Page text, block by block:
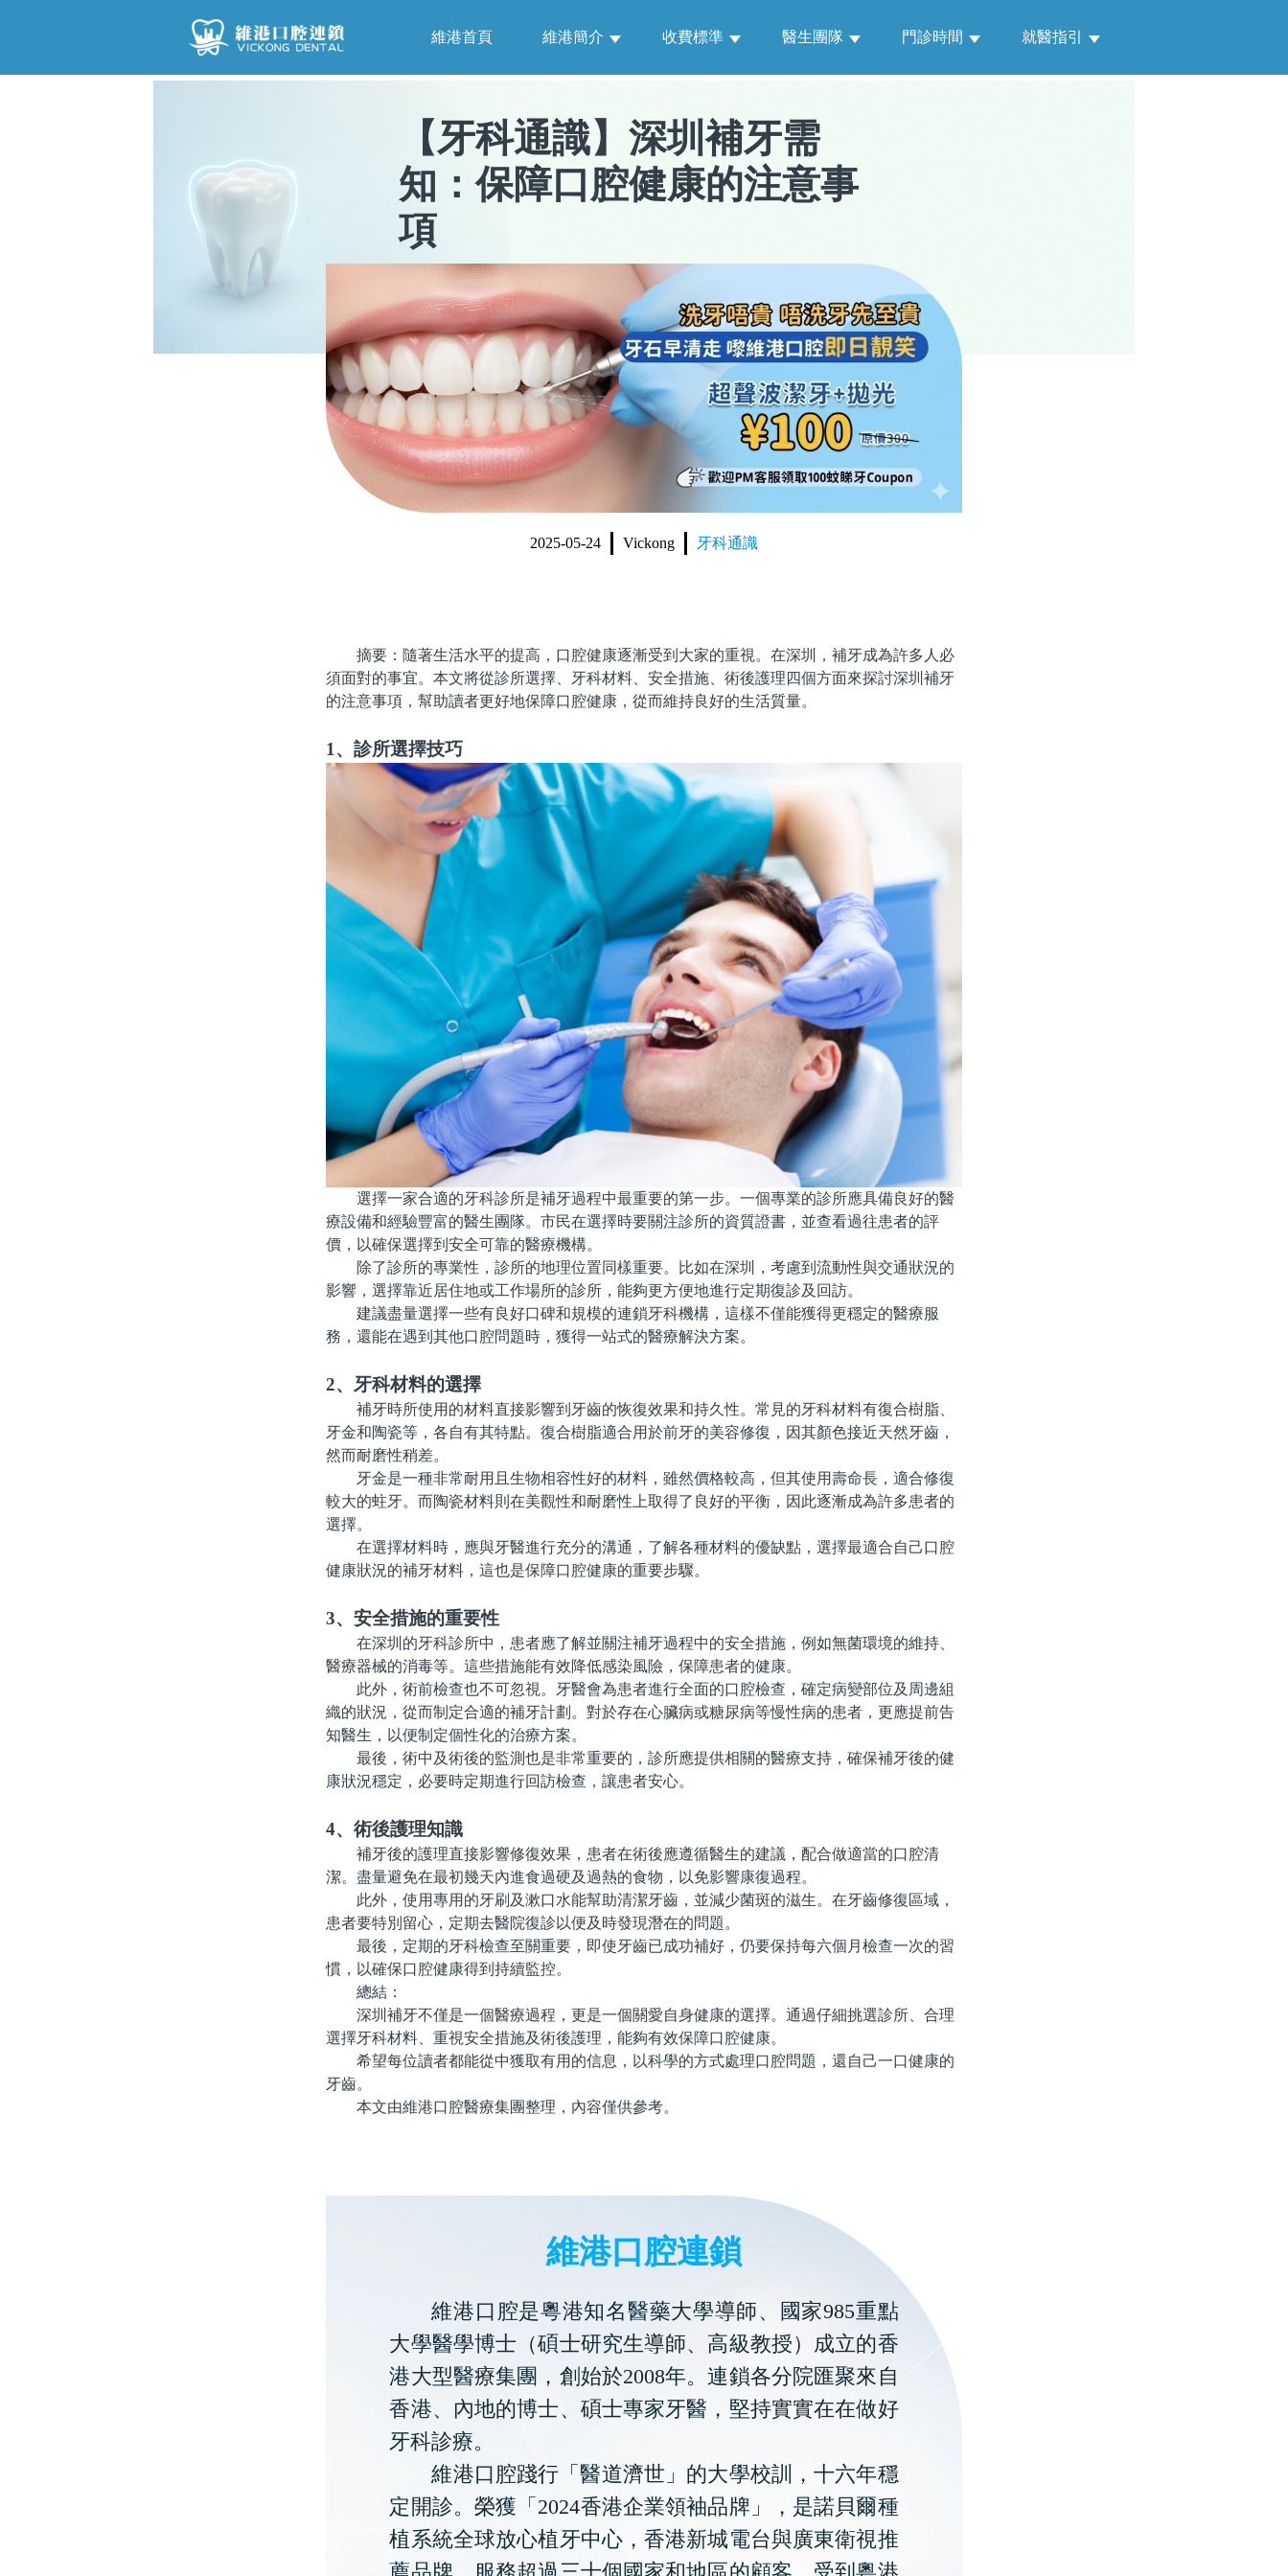
維港首頁 維港簡介 收費標準 醫生團隊 門診時間 就醫指引
【牙科通識】 深圳補牙需
知：保障口腔健康的注意事
項
2025-05-24 Vickong 牙科通識
摘要：隨著生活水平的提高，口腔健康逐漸受到大家的重視。在深圳，補牙成為許多人必
須面對的事宜。本文將從診所選擇、牙科材料、安全措施、術後護理四個方面來探討深圳補牙
的注意事項，幫助讀者更好地保障口腔健康，從而維持良好的生活質量。
1、診所選擇技巧
選擇一家合適的牙科診所是補牙過程中最重要的第一步。一個專業的診所應具備良好的醫
療設備和經驗豐富的醫生團隊。市民在選擇時要關注診所的資質證書，並查看過往患者的評
價，以確保選擇到安全可靠的醫療機構。
除了診所的專業性，診所的地理位置同樣重要。比如在深圳，考慮到流動性與交通狀況的
影響，選擇靠近居住地或工作場所的診所，能夠更方便地進行定期復診及回訪。
建議盡量選擇一些有良好口碑和規模的連鎖牙科機構，這樣不僅能獲得更穩定的醫療服
務，還能在遇到其他口腔問題時，獲得一站式的醫療解決方案。
2、牙科材料的選擇
補牙時所使用的材料直接影響到牙齒的恢復效果和持久性。常見的牙科材料有復合樹脂、
牙金和陶瓷等，各自有其特點。復合樹脂適合用於前牙的美容修復，因其顏色接近天然牙齒，
然而耐磨性稍差。
牙金是一種非常耐用且生物相容性好的材料，雖然價格較高，但其使用壽命長，適合修復
較大的蛀牙。而陶瓷材料則在美觀性和耐磨性上取得了良好的平衡，因此逐漸成為許多患者的
選擇。
在選擇材料時，應與牙醫進行充分的溝通，了解各種材料的優缺點，選擇最適合自己口腔
健康狀況的補牙材料，這也是保障口腔健康的重要步驟。
3、安全措施的重要性
在深圳的牙科診所中，患者應了解並關注補牙過程中的安全措施，例如無菌環境的維持、
醫療器械的消毒等。這些措施能有效降低感染風險，保障患者的健康。
此外，術前檢查也不可忽視。牙醫會為患者進行全面的口腔檢查，確定病變部位及周邊組
織的狀況，從而制定合適的補牙計劃。對於存在心臟病或糖尿病等慢性病的患者，更應提前告
知醫生，以便制定個性化的治療方案。
最後，術中及術後的監測也是非常重要的，診所應提供相關的醫療支持，確保補牙後的健
康狀況穩定，必要時定期進行回訪檢查，讓患者安心。
4、術後護理知識
補牙後的護理直接影響修復效果，患者在術後應遵循醫生的建議，配合做適當的口腔清
潔。盡量避免在最初幾天內進食過硬及過熱的食物，以免影響康復過程。
此外，使用專用的牙刷及漱口水能幫助清潔牙齒，並減少菌斑的滋生。在牙齒修復區域，
患者要特別留心，定期去醫院復診以便及時發現潛在的問題。
最後，定期的牙科檢查至關重要，即使牙齒已成功補好，仍要保持每六個月檢查一次的習
慣，以確保口腔健康得到持續監控。
總結：
深圳補牙不僅是一個醫療過程，更是一個關愛自身健康的選擇。通過仔細挑選診所、合理
選擇牙科材料、重視安全措施及術後護理，能夠有效保障口腔健康。
希望每位讀者都能從中獲取有用的信息，以科學的方式處理口腔問題，還自己一口健康的
牙齒。
本文由維港口腔醫療集團整理，內容僅供參考。
維港口腔連鎖
維港口腔是粵港知名醫藥大學導師、國家985重點
大學醫學博士（碩士研究生導師、高級教授）成立的香
港大型醫療集團，創始於2008年。連鎖各分院匯聚來自
香港、內地的博士、碩士專家牙醫，堅持實實在在做好
牙科診療。
維港口腔踐行「醫道濟世」的大學校訓，十六年穩
定開診。榮獲「2024香港企業領袖品牌」，是諾貝爾種
植系統全球放心植牙中心，香港新城電台與廣東衛視推